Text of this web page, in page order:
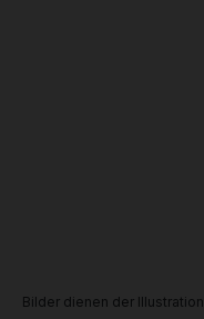
Bilder dienen der Illustration